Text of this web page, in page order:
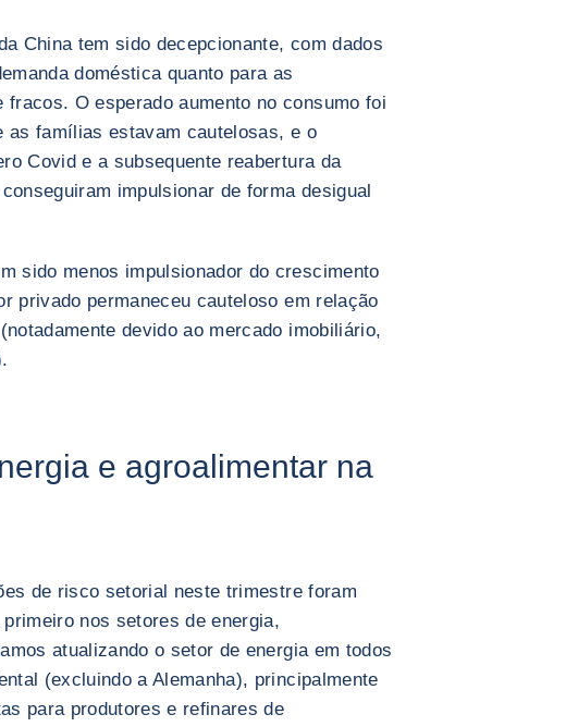
China tem sido decepcionante, com dados
doméstica quanto para as
O esperado aumento no consumo foi
as famílias estavam cautelosas, e o
Covid e a subsequente reabertura da
impulsionar de forma desigual
sido menos impulsionador do crescimento
privado permaneceu cauteloso em relação
devido ao mercado imobiliário,
e agroalimentar na
de risco setorial neste trimestre foram
nos setores de energia,
atualizando o setor de energia em todos
(excluindo a Alemanha), principalmente
para produtores e refinares de